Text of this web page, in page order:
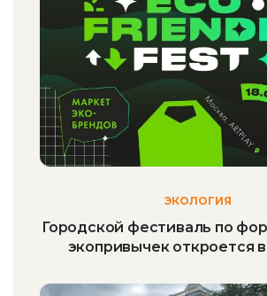
ЭКОЛОГИЯ
Городской фестиваль по
экопривычек откроется